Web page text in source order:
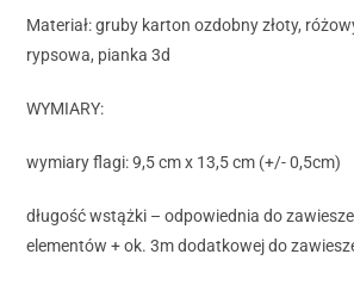
Materiał: gruby karton ozdobny złoty,
rypsowa, pianka 3d
WYMIARY:
wymiary flagi: 9,5 cm x 13,5 cm (+/- 0,5cm)
długość wstążki – odpowiednia do
elementów + ok. 3m dodatkowej do